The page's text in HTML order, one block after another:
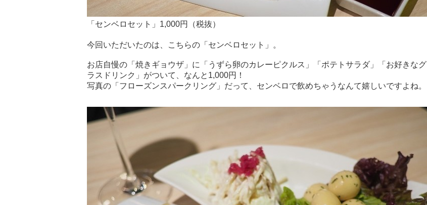
「センベロセット」1,000円（税抜）
今回いただいたのは、こちらの「センベロセット」。
お店自慢の「焼きギョウザ」に「うずら卵のカレーピクルス」「ポテトサラダ」「お好きなグ
ラスドリンク」がついて、なんと1,000円！
写真の「フローズンスパークリング」だって、センベロで飲めちゃうなんて嬉しいですよね。